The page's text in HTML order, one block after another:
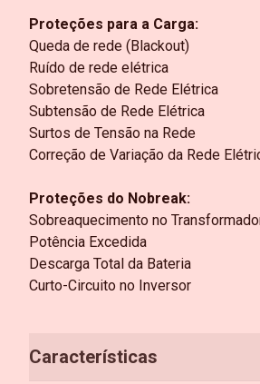
Proteções para a Carga:
Queda de rede (Blackout)
Ruído de rede elétrica
Sobretensão de Rede Elétrica
Subtensão de Rede Elétrica
Surtos de Tensão na Rede
Correção de Variação da Rede
Proteções do Nobreak:
Sobreaquecimento no
Potência Excedida
Descarga Total da Bateria
Curto-Circuito no Inversor
Características